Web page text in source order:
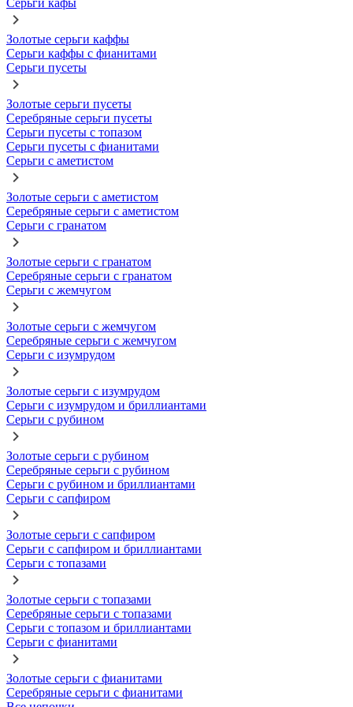
Серьги кафы
Золотые серьги каффы
Серьги каффы с фианитами
Серьги пусеты
Золотые серьги пусеты
Серебряные серьги пусеты
Серьги пусеты с топазом
Серьги пусеты с фианитами
Серьги с аметистом
Золотые серьги с аметистом
Серебряные серьги с аметистом
Серьги с гранатом
Золотые серьги с гранатом
Серебряные серьги с гранатом
Серьги с жемчугом
Золотые серьги с жемчугом
Серебряные серьги с жемчугом
Серьги с изумрудом
Золотые серьги с изумрудом
Серьги с изумрудом и бриллиантами
Серьги с рубином
Золотые серьги с рубином
Серебряные серьги с рубином
Серьги с рубином и бриллиантами
Серьги с сапфиром
Золотые серьги с сапфиром
Серьги с сапфиром и бриллиантами
Серьги с топазами
Золотые серьги с топазами
Серебряные серьги с топазами
Серьги с топазом и бриллиантами
Серьги с фианитами
Золотые серьги с фианитами
Серебряные серьги с фианитами